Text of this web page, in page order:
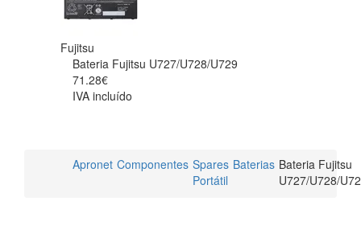
Fujitsu
Bateria Fujitsu U727/U728/U729
71.28€
IVA incluído
Apronet Componentes Spares
Portátil
Baterias Bateria Fujitsu
U727/U728/